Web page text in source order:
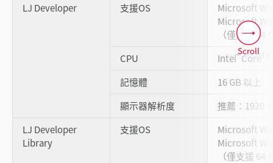
LJ Developer 支援OS
Microsoft
Microsoft
（僅支援 64
CPU
Intel®Core
記憶體
16 GB 以上
顯示器解析度
推薦：1920
LJ Developer
Library
支援OS
Microsoft
Microsoft
（僅支援 64
Scroll